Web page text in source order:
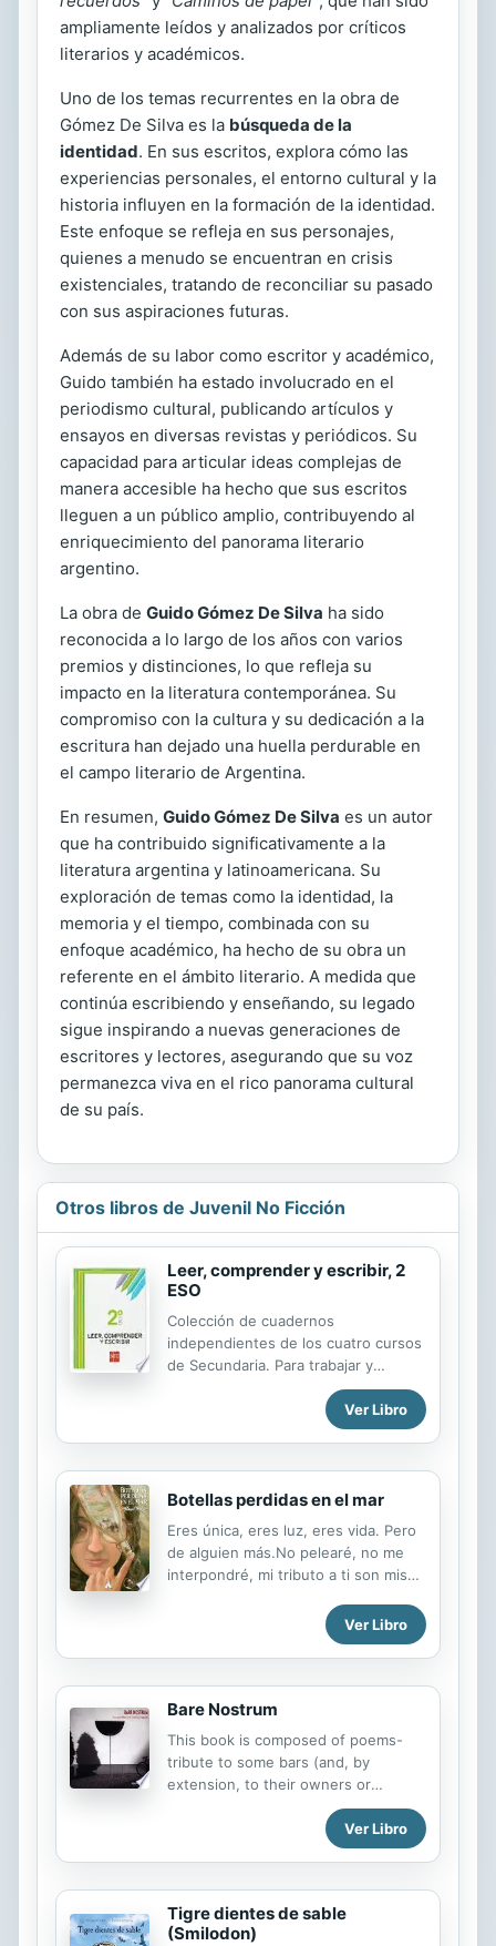
ampliamente leídos y analizados por críticos
literarios y académicos.
Uno de los temas recurrentes en la obra de
Gómez De Silva es la búsqueda de la
identidad. En sus escritos, explora cómo las
experiencias personales, el entorno cultural y la
historia influyen en la formación de la identidad.
Este enfoque se refleja en sus personajes,
quienes a menudo se encuentran en crisis
existenciales, tratando de reconciliar su pasado
con sus aspiraciones futuras.
Además de su labor como escritor y académico,
Guido también ha estado involucrado en el
periodismo cultural, publicando artículos y
ensayos en diversas revistas y periódicos. Su
capacidad para articular ideas complejas de
manera accesible ha hecho que sus escritos
lleguen a un público amplio, contribuyendo al
enriquecimiento del panorama literario
argentino.
La obra de Guido Gómez De Silva ha sido
reconocida a lo largo de los años con varios
premios y distinciones, lo que refleja su
impacto en la literatura contemporánea. Su
compromiso con la cultura y su dedicación a la
escritura han dejado una huella perdurable en
el campo literario de Argentina.
En resumen, Guido Gómez De Silva es un autor
que ha contribuido significativamente a la
literatura argentina y latinoamericana. Su
exploración de temas como la identidad, la
memoria y el tiempo, combinada con su
enfoque académico, ha hecho de su obra un
referente en el ámbito literario. A medida que
continúa escribiendo y enseñando, su legado
sigue inspirando a nuevas generaciones de
escritores y lectores, asegurando que su voz
permanezca viva en el rico panorama cultural
de su país.
Otros libros de Juvenil No Ficción
Leer, comprender y escribir, 2
ESO
Colección de cuadernos
independientes de los cuatro cursos
de Secundaria. Para trabajar y
consolidar todos los contenidos de la
ESO de acuerdo a las necesidades
Ver Libro
Botellas perdidas en el mar
Eres única, eres luz, eres vida. Pero
de alguien más.No pelearé, no me
interpondré, mi tributo a ti son mis
siempre junto a mí, te llevaré
conmigo hasta el último de mis
días.No eres el amor de mi vida, pero
sin duda siempre serás la mujer de
mis sueños.
Ver Libro
Bare Nostrum
This book is composed of poems-
tribute to some bars (and, by
extension, to their owners or
regents, some of those bars have
already disappeared, others have
changed owners or regents and
supported for 29 years with their
obols.
Ver Libro
Tigre dientes de sable
(Smilodon)